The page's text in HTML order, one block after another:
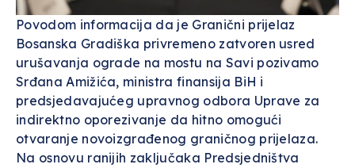
Povodom informacija da je Granični prijelaz
Bosanska Gradiška privremeno zatvoren usred
urušavanja ograde na mostu na Savi pozivamo
Srđana Amižića, ministra finansija BiH i
predsjedavajućeg upravnog odbora Uprave za
indirektno oporezivanje da hitno omogući
otvaranje novoizgrađenog graničnog prijelaza.
Na osnovu ranijih zaključaka Predsjedništva